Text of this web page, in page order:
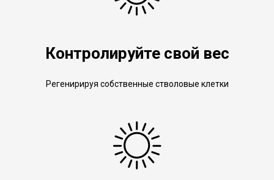
Контролируйте свой вес
Регенирируя собственные стволовые клетки